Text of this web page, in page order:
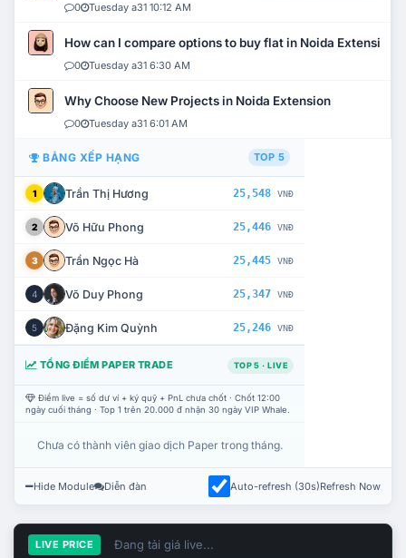
0 Tuesday a31 10:12 AM
How can I compare options to buy flat in Noida Extension?
0 Tuesday a31 6:30 AM
Why Choose New Projects in Noida Extension
0 Tuesday a31 6:01 AM
BẢNG XẾP HẠNG TOP 5
1 Trần Thị Hương 25,548 VNĐ
2 Võ Hữu Phong 25,446 VNĐ
3 Trần Ngọc Hà 25,445 VNĐ
4 Võ Duy Phong 25,347 VNĐ
5 Đặng Kim Quỳnh 25,246 VNĐ
TỔNG ĐIỂM PAPER TRADE TOP 5 · LIVE
Điểm live = số dư ví + ký quỹ + PnL chưa chốt · Chốt 12:00
ngày cuối tháng · Top 1 trên 20.000 đ nhận 30 ngày VIP Whale.
Chưa có thành viên giao dịch Paper trong tháng.
Hide Module Diễn đàn Auto-refresh (30s)Refresh Now
LIVE PRICE Đang tải giá live...